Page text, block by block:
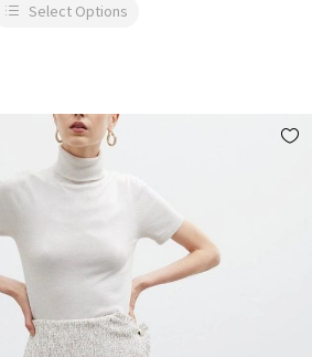
Select Options